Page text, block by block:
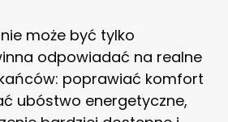
może być tylko
odpowiadać na realne
poprawiać komfort
ubóstwo energetyczne,